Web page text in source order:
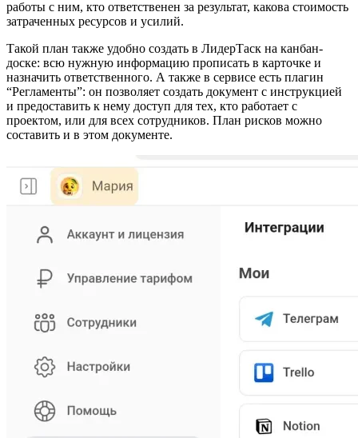
работы с ним, кто ответственен за результат, какова стоимость
затраченных ресурсов и усилий.
Такой план также удобно создать в ЛидерТаск на канбан-
доске: всю нужную информацию прописать в карточке и
назначить ответственного. А также в сервисе есть плагин
“Регламенты”: он позволяет создать документ с инструкцией
и предоставить к нему доступ для тех, кто работает с
проектом, или для всех сотрудников. План рисков можно
составить и в этом документе.